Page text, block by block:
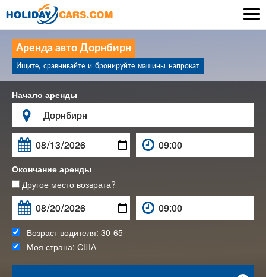
Аренда авто Дорнбирн
Ищите, сравнивайте и бронируйте машины напрокат
Начало аренды


Окончание аренды
Другое место возврата?
Возраст водителя: 30-65
Моя страна: США